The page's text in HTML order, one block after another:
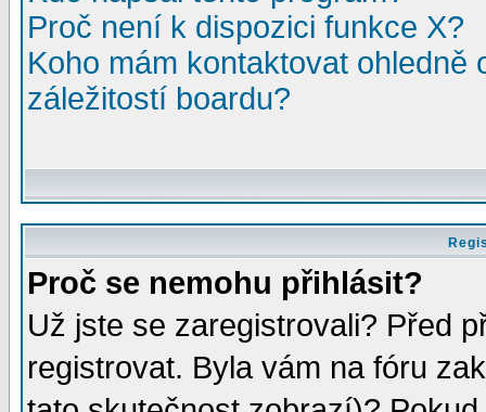
Proč není k dispozici funkce X?
Koho mám kontaktovat
záležitostí boardu?
Proč se nemohu přihlásit?
Už jste se zaregistrovali? Před
registrovat. Byla vám na fóru